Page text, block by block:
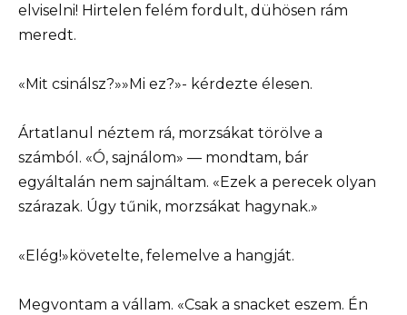
elviselni! Hirtelen felém fordult, dühösen rám
meredt.
«Mit csinálsz?»»Mi ez?»- kérdezte élesen.
Ártatlanul néztem rá, morzsákat törölve a
számból. «Ó, sajnálom» — mondtam, bár
egyáltalán nem sajnáltam. «Ezek a perecek olyan
szárazak. Úgy tűnik, morzsákat hagynak.»
«Elég!»követelte, felemelve a hangját.
Megvontam a vállam. «Csak a snacket eszem. Én